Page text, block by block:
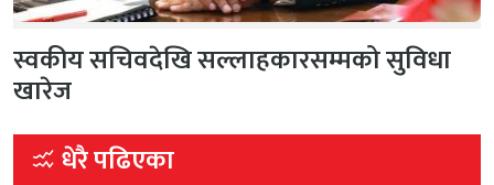
स्वकीय सचिवदेखि सल्लाहकारसम्मको सुविधा
खारेज
धेरै पढिएका